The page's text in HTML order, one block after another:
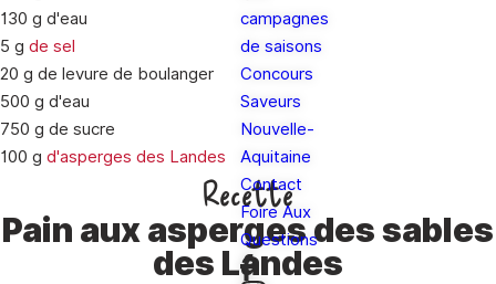
campagnes
de saisons
Concours
Saveurs
Nouvelle-
Aquitaine
Contact
Foire Aux
Questions
130 g d'eau
5 g de sel
20 g de levure de boulanger
500 g d'eau
750 g de sucre
100 g d'asperges des Landes
Recette
Pain aux asperges des sables
des Landes